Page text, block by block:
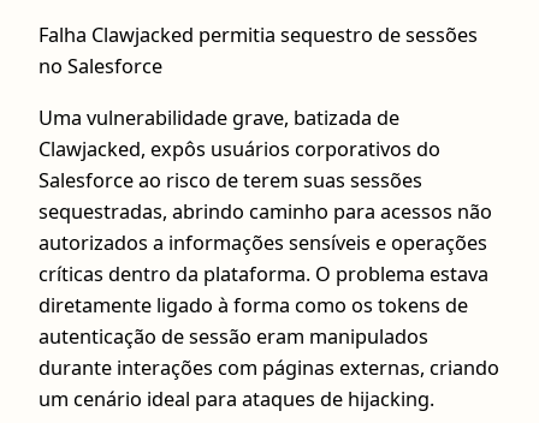
Falha Clawjacked permitia sequestro de sessões
no Salesforce
Uma vulnerabilidade grave, batizada de
Clawjacked, expôs usuários corporativos do
Salesforce ao risco de terem suas sessões
sequestradas, abrindo caminho para acessos não
autorizados a informações sensíveis e operações
críticas dentro da plataforma. O problema estava
diretamente ligado à forma como os tokens de
autenticação de sessão eram manipulados
durante interações com páginas externas, criando
um cenário ideal para ataques de hijacking.